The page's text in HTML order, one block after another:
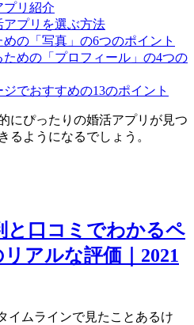
プリ紹介
プリを選ぶ方法
の「写真」の6つのポイント
めの「プロフィール」の4つの
でおすすめの13のポイント
にぴったりの婚活アプリが見つ
るようになるでしょう。
と口コミでわかるペ
アルな評価｜2021
イムラインで見たことあるけ